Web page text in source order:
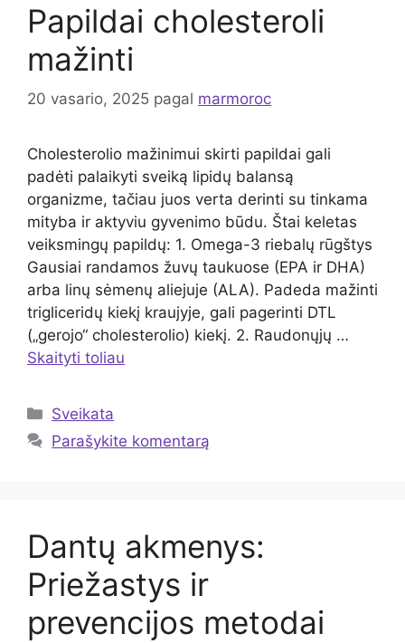
Papildai cholesteroli
mažinti
20 vasario, 2025 pagal marmoroc
Cholesterolio mažinimui skirti papildai gali
padėti palaikyti sveiką lipidų balansą
organizme, tačiau juos verta derinti su tinkama
mityba ir aktyviu gyvenimo būdu. Štai keletas
veiksmingų papildų: 1. Omega-3 riebalų rūgštys
Gausiai randamos žuvų taukuose (EPA ir DHA)
arba linų sėmenų aliejuje (ALA). Padeda mažinti
trigliceridų kiekį kraujyje, gali pagerinti DTL
(„gerojo“ cholesterolio) kiekį. 2. Raudonųjų …
Skaityti toliau
Kategorijos
Sveikata
Parašykite komentarą
Dantų akmenys:
Priežastys ir
prevencijos metodai